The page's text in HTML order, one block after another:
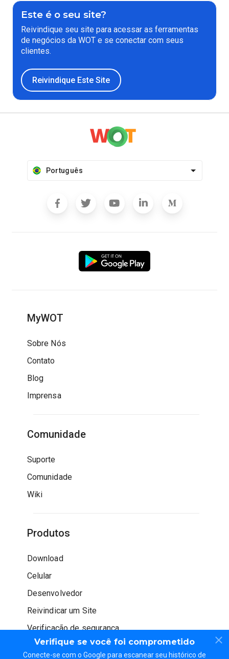
Verifique se você foi comprometido
Conecte-se com o Google para escanear seu histórico de
Este é o seu site?
Reivindique seu site para acessar as ferramentas
de negócios da WOT e se conectar com seus
clientes.
Reivindique Este Site
Português
MyWOT
Sobre Nós
Contato
Blog
Imprensa
Comunidade
Suporte
Comunidade
Wiki
Produtos
Download
Celular
Desenvolvedor
Reivindicar um Site
Verificação de segurança